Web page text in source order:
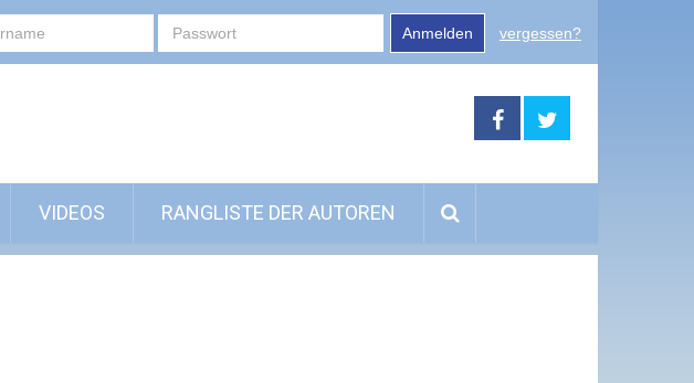
Anmelden vergessen?
VIDEOS RANGLISTE DER AUTOREN